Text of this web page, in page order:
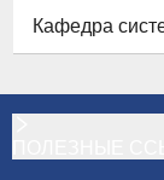
Кафедра